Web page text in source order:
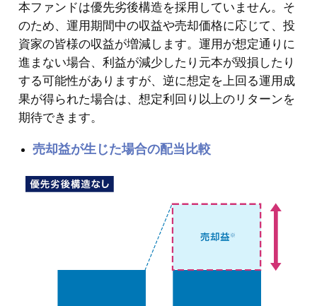
本ファンドは優先劣後構造を採用していません。そ
のため、運用期間中の収益や売却価格に応じて、投
資家の皆様の収益が増減します。運用が想定通りに
進まない場合、利益が減少したり元本が毀損したり
する可能性がありますが、逆に想定を上回る運用成
果が得られた場合は、想定利回り以上のリターンを
期待できます。
売却益が生じた場合の配当比較